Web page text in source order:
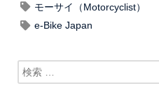
モーサイ（Motorcyclist）
e-Bike Japan